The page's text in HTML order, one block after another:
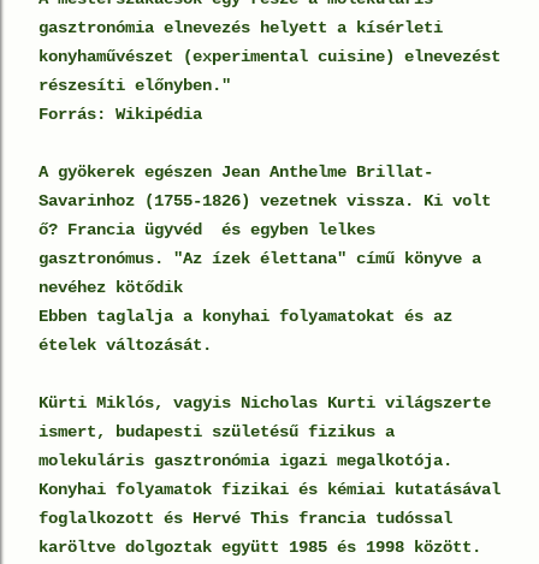
gasztronómia elnevezés helyett a kísérleti
konyhaművészet (experimental cuisine) elnevezést
részesíti előnyben."
Forrás: Wikipédia
A gyökerek egészen Jean Anthelme Brillat-
Savarinhoz (1755-1826) vezetnek vissza. Ki volt
ő? Francia ügyvéd és egyben lelkes
gasztronómus. "Az ízek élettana" című könyve a
nevéhez kötődik
Ebben taglalja a konyhai folyamatokat és az
ételek változását.
Kürti Miklós, vagyis Nicholas Kurti világszerte
ismert, budapesti születésű fizikus a
molekuláris gasztronómia igazi megalkotója.
Konyhai folyamatok fizikai és kémiai kutatásával
foglalkozott és Hervé This francia tudóssal
karöltve dolgoztak együtt 1985 és 1998 között.